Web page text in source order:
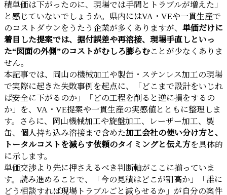
積単価は下がったのに、現場では手間とトラブルが増えた」
と感じていないでしょうか。県内にはVA・VEや一貫生産で
のコストダウンをうたう企業が多くありますが、 単価だけに
着目した提案では、据付誤差や再溶接、現場手直しといっ
た“図面の外側”のコストがむしろ膨らむことが少なくありま
せん。
本記事では、岡山の機械加工や製缶・ステンレス加工の現場
で実際に起きた失敗事例を起点に、「どこまで設計をいじれ
ば安全に下がるのか」「どの工程を削ると逆に損をするの
か」を、VA・VE提案や一貫生産の実感値とともに整理しま
す。さらに、岡山機械加工や旋盤加工、レーザー加工、製
缶、個人持ち込み溶接まで含めた加工会社の使い分け方と、
トータルコストを減らす依頼のタイミングと伝え方を具体的
に示します。
単価交渉より先に押さえるべき判断軸がここに揃っていま
す。読み進めることで、「今の見積はどこが割高か」「誰に
どう相談すれば現場トラブルごと減らせるか」が自分の案件